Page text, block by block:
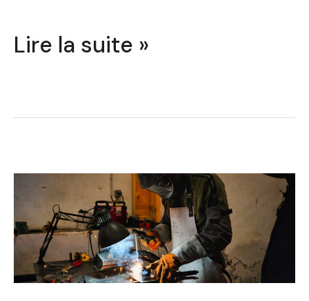
Lire la suite »
Concevoir
un
Ouvrage
en
Métal